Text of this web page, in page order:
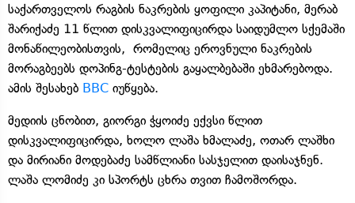
საქართველოს რაგბის ნაკრების ყოფილი კაპიტანი, მერაბ
შარიქაძე 11 წლით დისკვალიფიცირდა საიდუმლო სქემაში
მონაწილეობისთვის, რომელიც ეროვნული ნაკრების
მორაგბეებს დოპინგ-ტესტების გაყალბებაში ეხმარებოდა.
ამის შესახებ BBC იუწყება.
მედიის ცნობით, გიორგი ჭყოიძე ექვსი წლით
დისკვალიფიცირდა, ხოლო ლაშა ხმალაძე, ოთარ ლაშხი
და მირიანი მოდებაძე სამწლიანი სასჯელით დაისაჯნენ.
ლაშა ლომიძე კი სპორტს ცხრა თვით ჩამოშორდა.